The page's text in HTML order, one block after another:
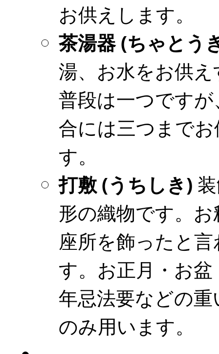
お供えします。
茶湯器 (ちゃとう
湯、お水をお供
普段は一つです
合には三つまで
す。
打敷 (うちしき)
形の織物です。
座所を飾ったと
す。お正月・お
年忌法要などの
のみ用います。